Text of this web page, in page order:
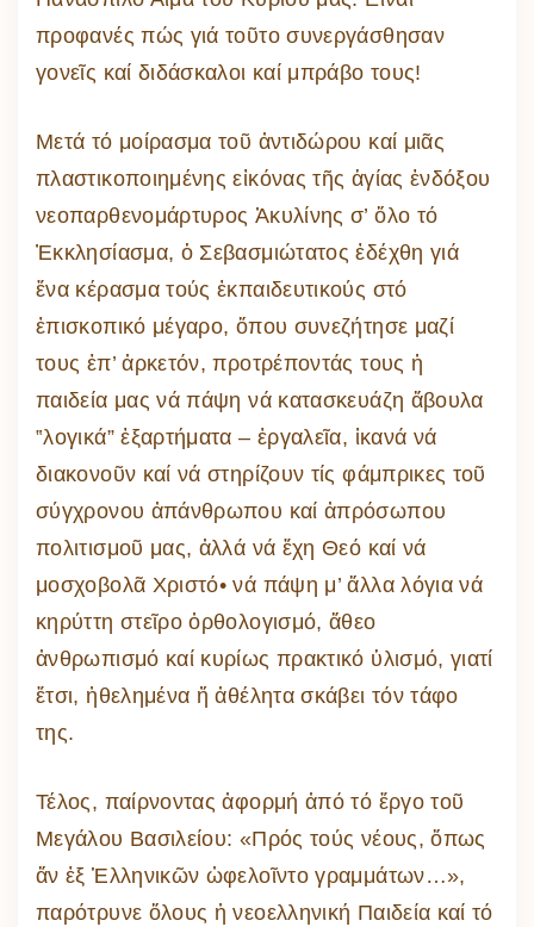
προφανές πώς γιά τοῦτο συνεργάσθησαν
γονεῖς καί διδάσκαλοι καί μπράβο τους!
Μετά τό μοίρασμα τοῦ ἀντιδώρου καί μιᾶς
πλαστικοποιημένης εἰκόνας τῆς ἁγίας ἐνδόξου
νεοπαρθενομάρτυρος Ἀκυλίνης σ’ ὅλο τό
Ἐκκλησίασμα, ὁ Σεβασμιώτατος ἐδέχθη γιά
ἕνα κέρασμα τούς ἐκπαιδευτικούς στό
ἐπισκοπικό μέγαρο, ὅπου συνεζήτησε μαζί
τους ἐπ’ ἀρκετόν, προτρέποντάς τους ἡ
παιδεία μας νά πάψη νά κατασκευάζη ἄβουλα
‟λογικά” ἐξαρτήματα – ἐργαλεῖα, ἱκανά νά
διακονοῦν καί νά στηρίζουν τίς φάμπρικες τοῦ
σύγχρονου ἀπάνθρωπου καί ἀπρόσωπου
πολιτισμοῦ μας, ἀλλά νά ἔχη Θεό καί νά
μοσχοβολᾶ Χριστό• νά πάψη μ’ ἄλλα λόγια νά
κηρύττη στεῖρο ὀρθολογισμό, ἄθεο
ἀνθρωπισμό καί κυρίως πρακτικό ὑλισμό, γιατί
ἔτσι, ἠθελημένα ἤ ἀθέλητα σκάβει τόν τάφο
της.
Τέλος, παίρνοντας ἀφορμή ἀπό τό ἔργο τοῦ
Μεγάλου Βασιλείου: «Πρός τούς νέους, ὅπως
ἄν ἐξ Ἑλληνικῶν ὠφελοῖντο γραμμάτων…»,
παρότρυνε ὅλους ἡ νεοελληνική Παιδεία καί τό